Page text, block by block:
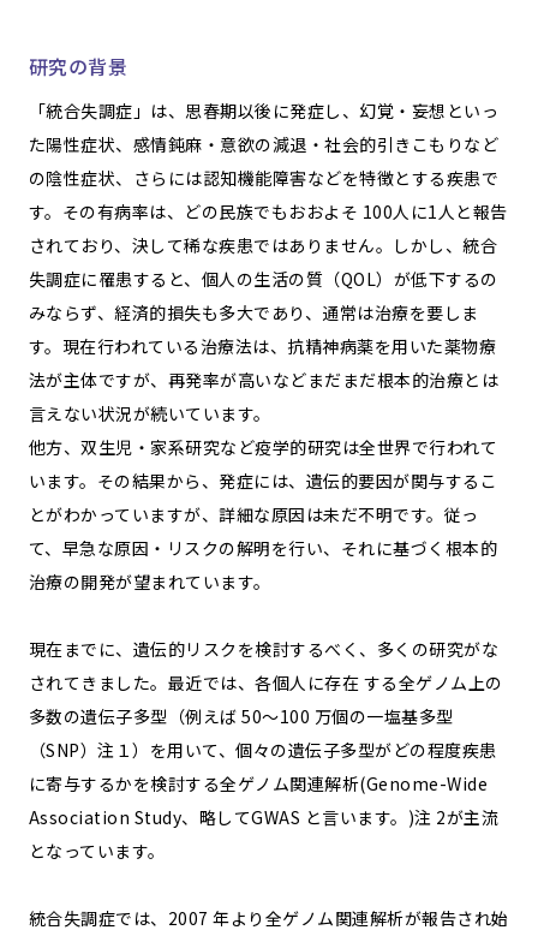
研究の背景
「統合失調症」は、思春期以後に発症し、幻覚・妄想といっ
た陽性症状、感情鈍麻・意欲の減退・社会的引きこもりなど
の陰性症状、さらには認知機能障害などを特徴とする疾患で
す。その有病率は、どの民族でもおおよそ 100人に1人と報告
されており、決して稀な疾患ではありません。しかし、統合
失調症に罹患すると、個人の生活の質（QOL）が低下するの
みならず、経済的損失も多大であり、通常は治療を要しま
す。現在行われている治療法は、抗精神病薬を用いた薬物療
法が主体ですが、再発率が高いなどまだまだ根本的治療とは
言えない状況が続いています。
他方、双生児・家系研究など疫学的研究は全世界で行われて
います。その結果から、発症には、遺伝的要因が関与するこ
とがわかっていますが、詳細な原因は未だ不明です。従っ
て、早急な原因・リスクの解明を行い、それに基づく根本的
治療の開発が望まれています。
現在までに、遺伝的リスクを検討するべく、多くの研究がな
されてきました。最近では、各個人に存在 する全ゲノム上の
多数の遺伝子多型（例えば 50～100 万個の一塩基多型
（SNP）注１）を用いて、個々の遺伝子多型がどの程度疾患
に寄与するかを検討する全ゲノム関連解析(Genome-Wide
Association Study、略してGWAS と言います。)注 2が主流
となっています。
統合失調症では、2007 年より全ゲノム関連解析が報告され始